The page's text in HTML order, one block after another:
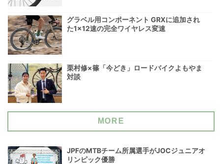
グラベル用コンポーネント GRXに追加され
た1×12速の完全ワイヤレス変速
栗村修×篠「今どき」ロードバイクよもやま
対談
MORE
JPFのMTBチーム所属選手がJOCジュニアオ
リンピック優勝